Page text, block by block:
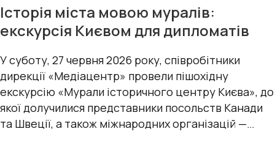
Історія міста мовою муралів:
екскурсія Києвом для дипломатів
У суботу, 27 червня 2026 року, співробітники
дирекції «Медіацентр» провели пішохідну
екскурсію «Мурали історичного центру Києва», до
якої долучилися представники посольств Канади
та Швеції, а також міжнародних організацій —